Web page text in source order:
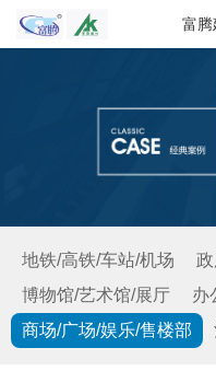
地铁/高铁/车站/机场
博物馆/艺术馆/展厅
办
商场/广场/娱乐/售楼部
富